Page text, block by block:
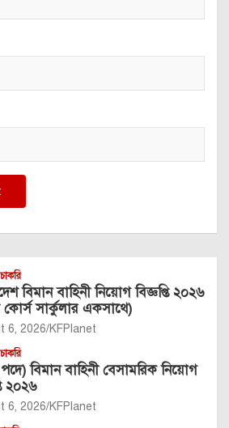
বিমান বাহিনী নিয়োগ বিজ্ঞপ্তি ২০২৬
সার্কুলার একসাথে)
6, 2026 KFPlanet
বিমান বাহিনী বেসামরিক নিয়োগ
২০২৬
6, 2026 KFPlanet